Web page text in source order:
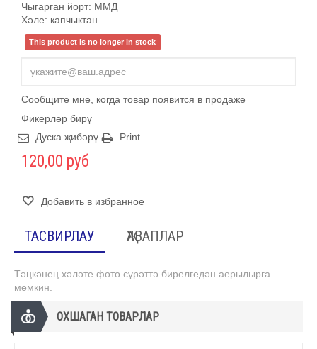
Чыгарган йорт: ММД
Хәле: капчыктан
This product is no longer in stock
Сообщите мне, когда товар появится в продаже
Фикерләр бирү
Дуска җибәрү
Print
120,00 руб
Добавить в избранное
ТАСВИРЛАУ ҖАВАПЛАР
Тәңкәнең хәләте фото сүрәттә бирелгедән аерылырга
мөмкин.
ОХШАГАН ТОВАРЛАР